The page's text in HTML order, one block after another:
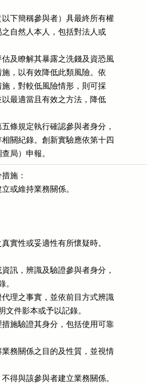
下簡稱參與者）具最終所有權
之自然人本人，包括對法人或
及瞭解其暴露之洗錢及資恐風
施，以有效降低此類風險。依
施，對較低風險情形，則可採
以最適當且有效之方法，降低
條規定執行確認參與者身分，
關紀錄。創新實驗應依第十四
局）申報。
施：
或維持業務關係。
實性或妥適性有所懷疑時。
訊，辨識及驗證參與者身分，
。
理之事實，並依前目方式辨識
文件影本或予以記錄。
施驗證其身分，包括使用可靠
務關係之目的及性質，並視情
得與該參與者建立業務關係。